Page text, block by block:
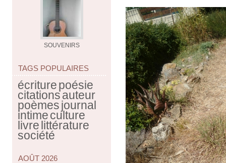
SOUVENIRS
TAGS POPULAIRES
écriturepoésie
citationsauteur
poèmesjournal
intimeculture
livrelittérature
société
AOÛT 2026